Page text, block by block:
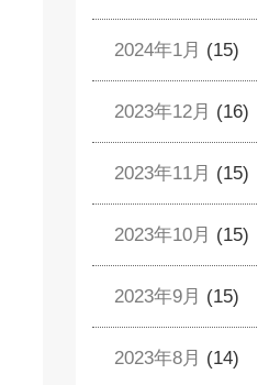
2024年1月 (15)
2023年12月 (16)
2023年11月 (15)
2023年10月 (15)
2023年9月 (15)
2023年8月 (14)